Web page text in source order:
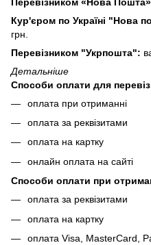
Кур'єром по Україні "Нова
грн.
Перевізником "Укрпошта":
Детальніше
Способи оплати для
оплата при отриманні
оплата за реквізитами
оплата на картку
онлайн оплата на сайті
Способи оплати при
оплата за реквізитами
оплата на картку
оплата Visa, MasterCard,